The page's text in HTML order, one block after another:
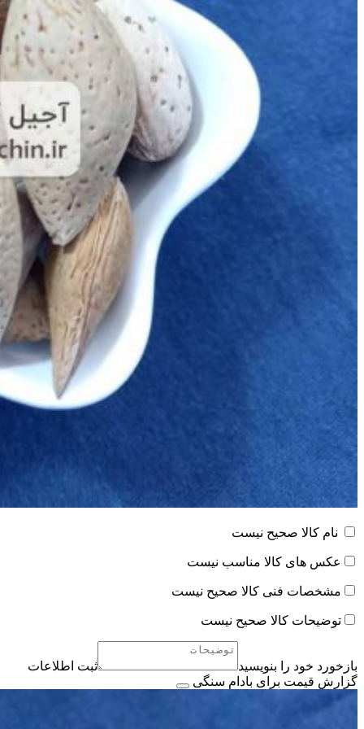
نام کالا صحیح نیست
عکس های کالا مناسب نیست
مشخصات فنی کالا صحیح نیست
توضیحات کالا صحیح نیست
بازخورد خود را بنویسید
ثبت اطلاعات
گزارش قیمت برای بادام سنگی